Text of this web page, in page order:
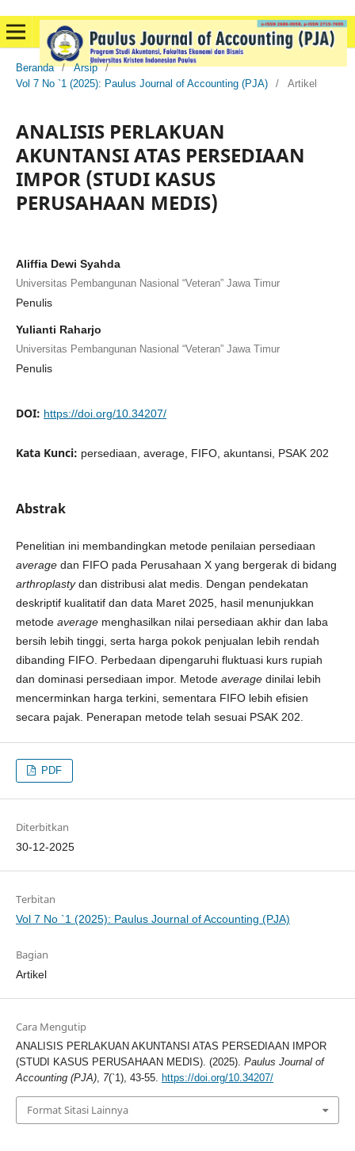
Beranda / Arsip
/
Vol 7 No `1 (2025): Paulus Journal of Accounting (PJA)
/ Artikel
ANALISIS PERLAKUAN
AKUNTANSI ATAS PERSEDIAAN
IMPOR (STUDI KASUS
PERUSAHAAN MEDIS)
Aliffia Dewi Syahda
Universitas Pembangunan Nasional “Veteran” Jawa Timur
Penulis
Yulianti Raharjo
Universitas Pembangunan Nasional “Veteran” Jawa Timur
Penulis
DOI: https://doi.org/10.34207/
Kata Kunci: persediaan, average, FIFO, akuntansi, PSAK 202
Abstrak
Penelitian ini membandingkan metode penilaian persediaan
averagedan FIFO pada Perusahaan X yang bergerak di bidang
arthroplastydan distribusi alat medis. Dengan pendekatan
deskriptif kualitatif dan data Maret 2025, hasil menunjukkan
metode averagemenghasilkan nilai persediaan akhir dan laba
bersih lebih tinggi, serta harga pokok penjualan lebih rendah
dibanding FIFO. Perbedaan dipengaruhi fluktuasi kurs rupiah
dan dominasi persediaan impor. Metode averagedinilai lebih
mencerminkan harga terkini, sementara FIFO lebih efisien
secara pajak. Penerapan metode telah sesuai PSAK 202.
PDF
Diterbitkan
30-12-2025
Terbitan
Vol 7 No `1 (2025): Paulus Journal of Accounting (PJA)
Bagian
Artikel
Cara Mengutip
ANALISIS PERLAKUAN AKUNTANSI ATAS PERSEDIAAN IMPOR
(STUDI KASUS PERUSAHAAN MEDIS). (2025). Paulus Journal of
Accounting (PJA), 7(`1), 43-55. https://doi.org/10.34207/
Format Sitasi Lainnya